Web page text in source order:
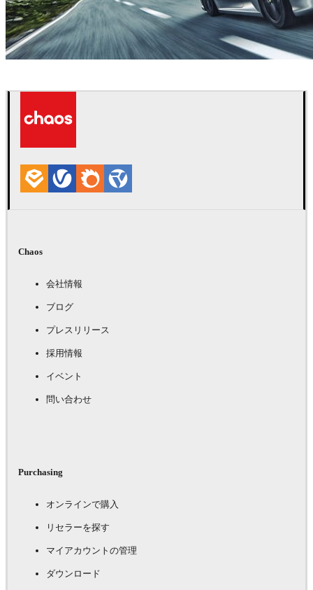
Chaos
会社情報
ブログ
プレスリリース
採用情報
イベント
問い合わせ
Purchasing
オンラインで購入
リセラーを探す
マイアカウントの管理
ダウンロード